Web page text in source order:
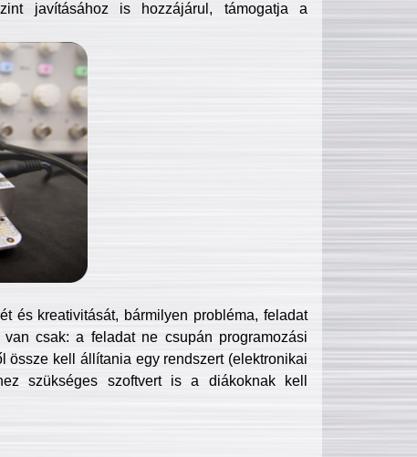
javításához is hozzájárul, támogatja a
és kreativitását, bármilyen probléma, feladat
csak: a feladat ne csupán programozási
össze kell állítania egy rendszert (elektronikai
szükséges szoftvert is a diákoknak kell